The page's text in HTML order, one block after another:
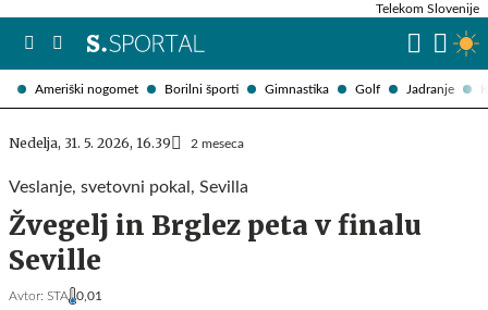
Ameriški nogomet Borilni športi Gimnastika Golf Jadranje
Telekom Slovenije
Nedelja, 31. 5. 2026, 16.39 2 meseca
Veslanje, svetovni pokal, Sevilla
Žvegelj in Brglez peta v finalu
Seville
Avtor: STA 0,01